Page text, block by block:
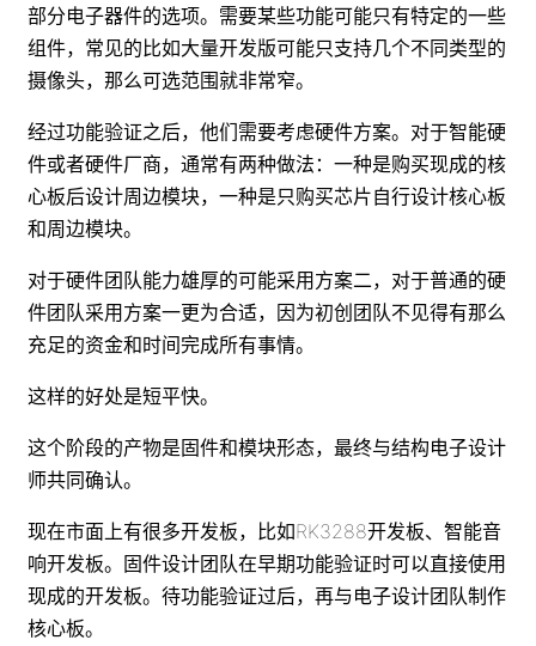
部分电子器件的选项。需要某些功能可能只有特定的一些
组件，常见的比如大量开发版可能只支持几个不同类型的
摄像头，那么可选范围就非常窄。
经过功能验证之后，他们需要考虑硬件方案。对于智能硬
件或者硬件厂商，通常有两种做法：一种是购买现成的核
心板后设计周边模块，一种是只购买芯片自行设计核心板
和周边模块。
对于硬件团队能力雄厚的可能采用方案二，对于普通的硬
件团队采用方案一更为合适，因为初创团队不见得有那么
充足的资金和时间完成所有事情。
这样的好处是短平快。
这个阶段的产物是固件和模块形态，最终与结构电子设计
师共同确认。
现在市面上有很多开发板，比如RK3288开发板、智能音
响开发板。固件设计团队在早期功能验证时可以直接使用
现成的开发板。待功能验证过后，再与电子设计团队制作
核心板。